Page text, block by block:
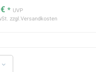
* UVP
zzgl.Versandkosten